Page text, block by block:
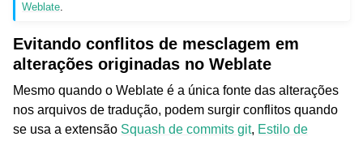
Weblate.
Evitando conflitos de mesclagem em
alterações originadas no Weblate
Mesmo quando o Weblate é a única fonte das alterações
nos arquivos de tradução, podem surgir conflitos quando
se usa a extensão Squash de commits git, Estilo de